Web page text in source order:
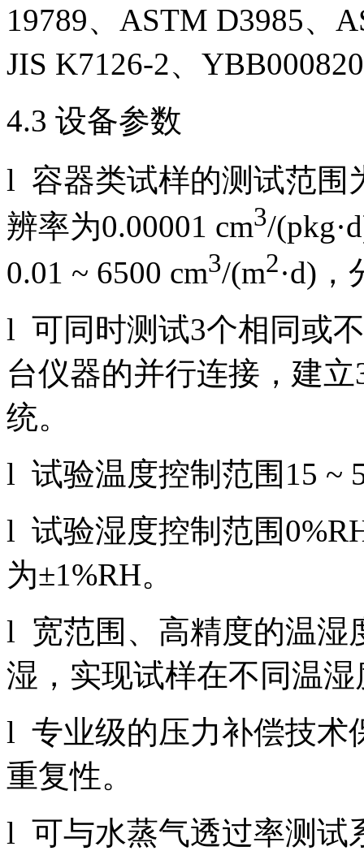
19789、ASTM D3985、
JIS K7126-2、
4.3 设备参数
l 容器类试样的测试范围
辨率为0.00001 cm3/
0.01 ~ 6500 cm3/(m2·d)，
l 可同时测试3个相同或
台仪器的并行连接，建
统。
l 试验温度控制范围15 ~
l 试验湿度控制范围
为±1%RH。
l 宽范围、高精度的温湿
湿，实现试样在不同温
l 专业级的压力补偿技术
重复性。
l 可与水蒸气透过率测试